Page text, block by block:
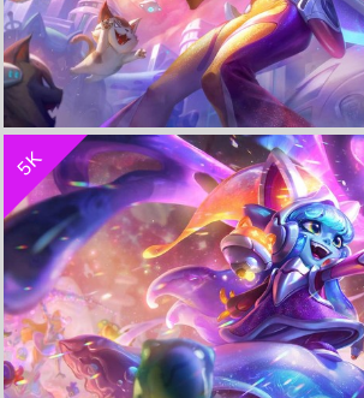
太空律动-莎弥拉《英雄联盟LOL》
5K